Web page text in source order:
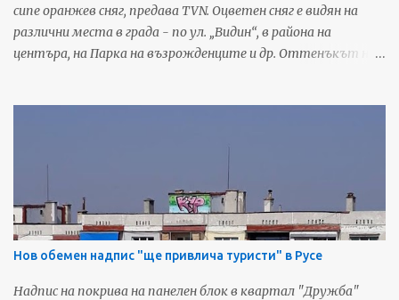
сипе оранжев сняг, предава TVN. Оцветен сняг е видян на
различни места в града - по ул. „Видин“, в района на
центъра, на Парка на възрожденците и др. Оттенъкът на
обясняват с циклон, който носи пясък от Сахара.
Източник: TVN За още любопитни новини и предстоящи
събития от Русе, харесайте нашата Фейсбук страница -
Русенските Новини
Нов обемен надпис "ще привлича туристи" в Русе
Надпис на покрива на панелен блок в квартал "Дружба"